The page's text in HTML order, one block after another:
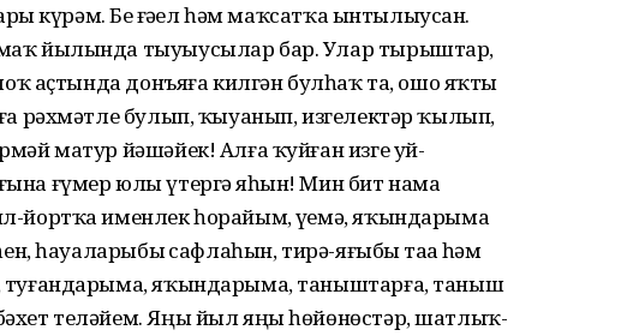
күрәм. Беҙ ғәҙел һәм маҡсатҡа ынтылыусан.
йылында тыуыусылар бар. Улар тырыштар,
аҫтында донъяға килгән булһаҡ та, ошо яҡты
рәхмәтле булып, ҡыуанып, изгелектәр ҡылып,
матур йәшәйек! Алға ҡуйған изге уй-
ғүмер юлы үтергә яҙһын! Мин бит намаҙ
именлек һорайым, үҙемә, яҡындарыма
һауаларыбыҙ сафлаһын, тирә-яғыбыҙ таҙа һәм
яҡындарыма, таныштарға, таныш
теләйем. Яңы йыл яңы һөйөнөстәр, шатлыҡ-